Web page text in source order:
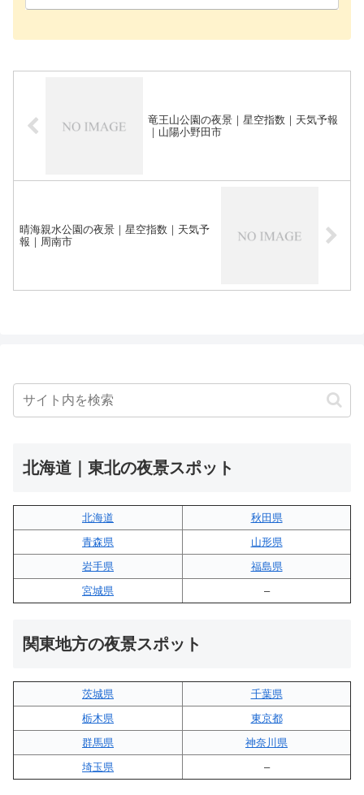
竜王山公園の夜景｜星空指数｜天気予報
｜山陽小野田市
晴海親水公園の夜景｜星空指数｜天気予
報｜周南市
北海道｜東北の夜景スポット
北海道
秋田県
青森県
山形県
岩手県
福島県
宮城県
–
関東地方の夜景スポット
茨城県
千葉県
栃木県
東京都
群馬県
神奈川県
埼玉県
–